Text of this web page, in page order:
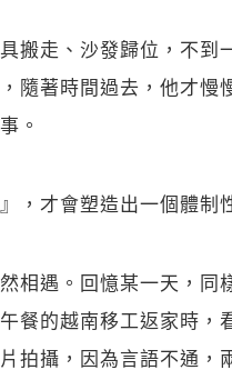
搬走、沙發歸位，不到
隨著時間過去，他才慢
。
，才會塑造出一個體制
相遇。回憶某一天，同
餐的越南移工返家時，
拍攝，因為言語不通，